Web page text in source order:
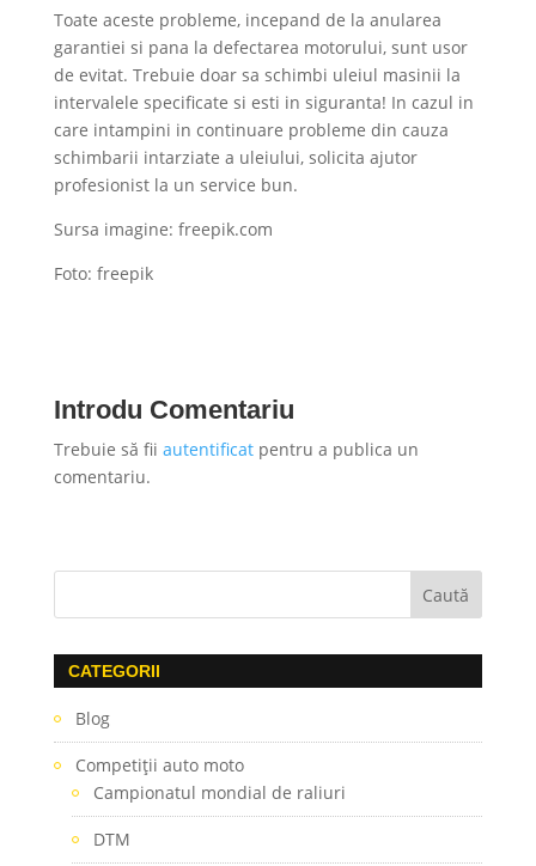
Toate aceste probleme, incepand de la anularea
garantiei si pana la defectarea motorului, sunt usor
de evitat. Trebuie doar sa schimbi uleiul masinii la
intervalele specificate si esti in siguranta! In cazul in
care intampini in continuare probleme din cauza
schimbarii intarziate a uleiului, solicita ajutor
profesionist la un service bun.
Sursa imagine: freepik.com
Foto: freepik
Introdu Comentariu
Trebuie să fii autentificatpentru a publica un
comentariu.
CATEGORII
Blog
Competiţii auto moto
Campionatul mondial de raliuri
DTM